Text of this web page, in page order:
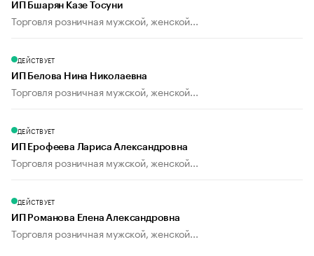
ИП Бшарян Казе Тосуни
Торговля розничная мужской, женской...
ДЕЙСТВУЕТ
ИП Белова Нина Николаевна
Торговля розничная мужской, женской...
ДЕЙСТВУЕТ
ИП Ерофеева Лариса Александровна
Торговля розничная мужской, женской...
ДЕЙСТВУЕТ
ИП Романова Елена Александровна
Торговля розничная мужской, женской...